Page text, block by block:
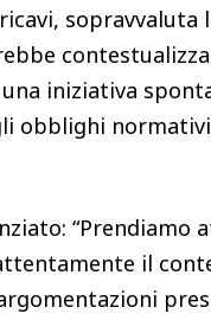
sopravvaluta
iniziativa
obblighi
“Prendiamo
il